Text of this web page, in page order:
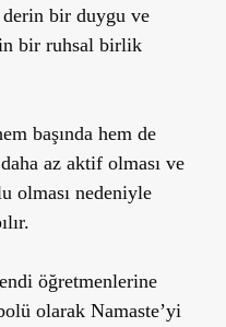
bir duygu ve
bir ruhsal birlik
başında hem de
az aktif olması ve
olması nedeniyle
öğretmenlerine
olarak Namaste’yi